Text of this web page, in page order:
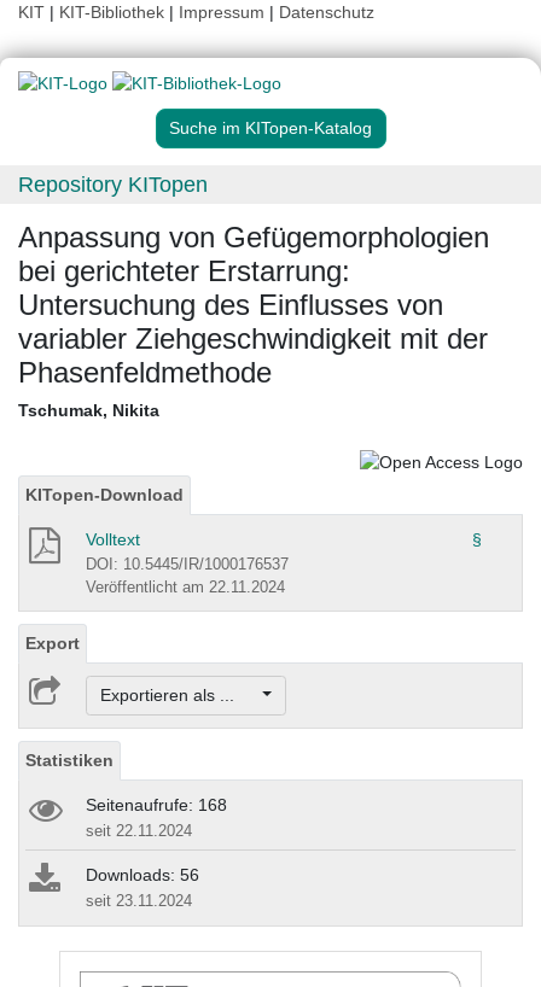
KIT | KIT-Bibliothek | Impressum | Datenschutz
Suche im KITopen-Katalog
Repository KITopen
Anpassung von Gefügemorphologien
bei gerichteter Erstarrung:
Untersuchung des Einflusses von
variabler Ziehgeschwindigkeit mit der
Phasenfeldmethode
Tschumak, Nikita
KITopen-Download
Volltext §
DOI: 10.5445/IR/1000176537
Veröffentlicht am 22.11.2024
Export
Exportieren als ...
Statistiken
Seitenaufrufe: 168
seit 22.11.2024
Downloads: 56
seit 23.11.2024